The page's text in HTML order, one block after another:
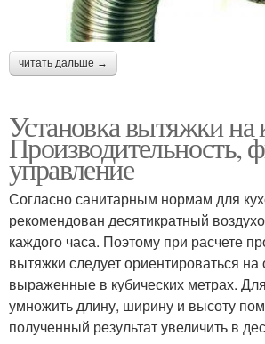
читать дальше →
Установка вытяжки на
Производительность,
управление
Согласно санитарным нормам для
рекомендован десятикратный
каждого часа. Поэтому при расчете
вытяжки следует ориентироваться
выраженные в кубических метрах.
умножить длину, ширину и высоту
полученный результат увеличить в